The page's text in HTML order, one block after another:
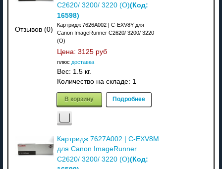
Отзывов (0)
C2620/ 3200/ 3220 (О)(Код:
16598)
Картридж 7626A002 | C-EXV8Y для
Canon ImageRunner C2620/ 3200/ 3220
(О)
Цена: 3125 руб
плюс доставка
Вес: 1.5 кг.
Количество на складе: 1
В корзину Подробнее
Картридж 7627A002 | C-EXV8M
для Canon ImageRunner
C2620/ 3200/ 3220 (О)(Код: